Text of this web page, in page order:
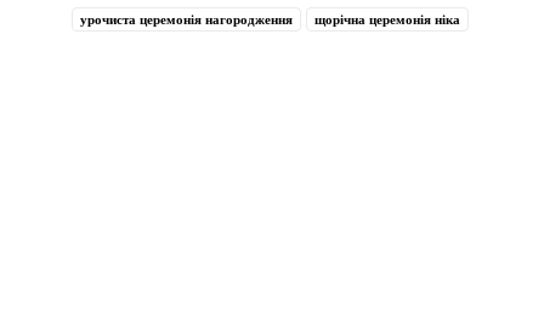
урочиста церемонія нагородження щорічна церемонія ніка